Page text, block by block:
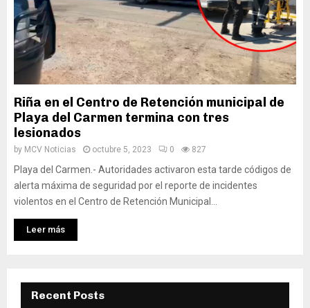
Riña en el Centro de Retención municipal de
Playa del Carmen termina con tres
lesionados
by MCV Noticias octubre 5, 2023 0 827
Playa del Carmen.- Autoridades activaron esta tarde códigos de
alerta máxima de seguridad por el reporte de incidentes
violentos en el Centro de Retención Municipal...
Leer más
Recent Posts